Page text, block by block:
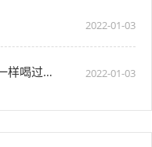
2022-01-03
好奇猫奶是什么味道，有人和我一样喝过猫奶吗？” 2022-01-03